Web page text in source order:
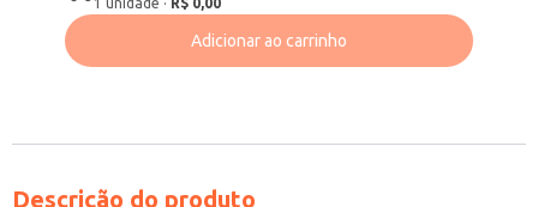
Adicionar ao carrinho
Descrição do produto